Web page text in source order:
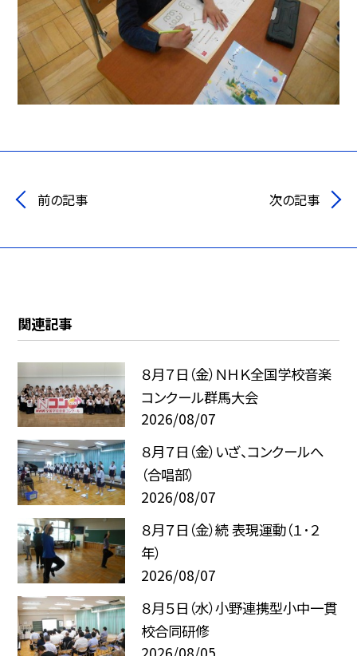
前の記事 次の記事
関連記事
８月７日（金）ＮＨＫ全国学校音楽
コンクール群馬大会
2026/08/07
８月７日（金）いざ、コンクールへ
（合唱部）
2026/08/07
８月７日（金）続 表現運動（１･２
年）
2026/08/07
８月５日（水）小野連携型小中一貫
校合同研修